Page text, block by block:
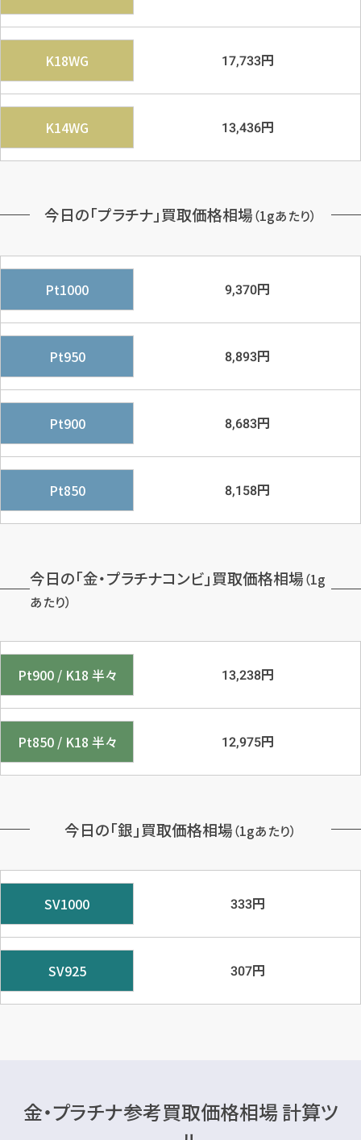
K18WG 17,733円
K14WG 13,436円
今日の「プラチナ」買取価格相場（1gあたり）
Pt1000 9,370円
Pt950 8,893円
Pt900 8,683円
Pt850 8,158円
今日の「金・プラチナコンビ」買取価格相場（1g
あたり）
Pt900 / K18 半々 13,238円
Pt850 / K18 半々 12,975円
今日の「銀」買取価格相場（1gあたり）
SV1000 333円
SV925 307円
金・プラチナ参考買取価格相場 計算ツ